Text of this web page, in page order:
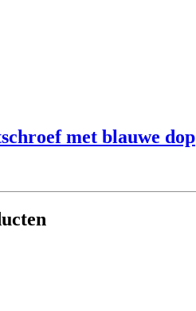
met blauwe dop